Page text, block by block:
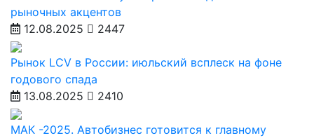
рыночных акцентов
12.08.2025
2447
Рынок LCV в России: июльский всплеск на фоне
годового спада
13.08.2025
2410
МАК -2025. Автобизнес готовится к главному